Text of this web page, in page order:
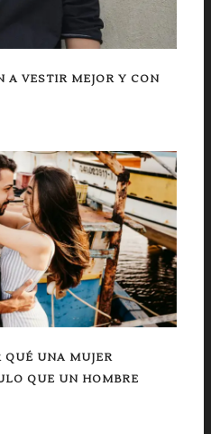
A VESTIR MEJOR Y CON
QUÉ UNA MUJER
QUE UN HOMBRE